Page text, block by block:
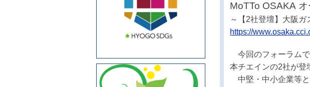
MoTTo OSAKA
～【2社登壇】大阪ガ
https://
今回のフォーラム
本チエインの2社が登
中堅・中小企業等